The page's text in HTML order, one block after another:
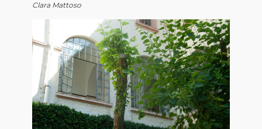
Clara Mattoso